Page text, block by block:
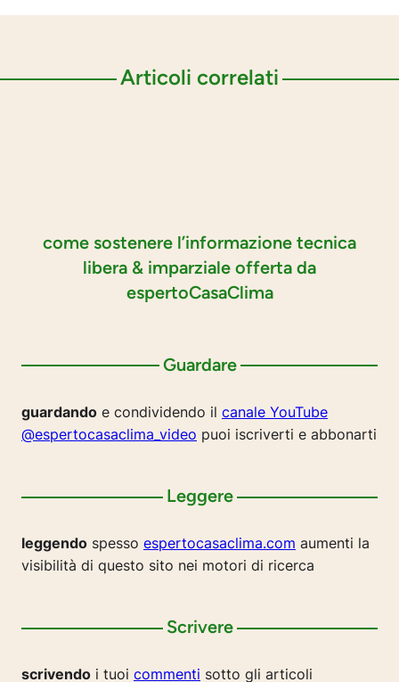
Articoli correlati
come sostenere l’informazione tecnica
libera & imparziale offerta da
espertoCasaClima
Guardare
guardando e condividendo il canale YouTube
@espertocasaclima_video puoi iscriverti e abbonarti
Leggere
leggendo spesso espertocasaclima.com aumenti la
visibilità di questo sito nei motori di ricerca
Scrivere
scrivendo i tuoi commenti sotto gli articoli